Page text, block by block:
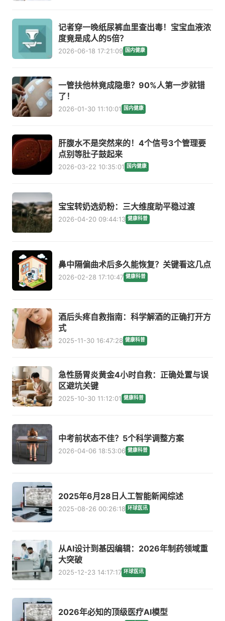
记者穿一晚纸尿裤血里查出毒！宝宝血液浓
度竟是成人的5倍？
2026-06-18 17:21:09 国内健康
一管扶他林竟成隐患？90%人第一步就错
了！
2026-01-30 11:10:01 国内健康
肝腹水不是突然来的！4个信号3个管理要
点别等肚子鼓起来
2026-03-22 10:35:01 国内健康
宝宝转奶选奶粉：三大维度助平稳过渡
2026-04-20 09:44:13 健康科普
鼻中隔偏曲术后多久能恢复？关键看这几点
2026-02-28 17:10:47 健康科普
酒后头疼自救指南：科学解酒的正确打开方
式
2025-11-30 16:47:28 健康科普
急性肠胃炎黄金4小时自救：正确处置与误
区避坑关键
2025-10-30 11:12:01 健康科普
中考前状态不佳？5个科学调整方案
2026-04-06 18:53:06 健康科普
2025年6月28日人工智能新闻综述
2025-08-26 00:26:18 环球医讯
从AI设计到基因编辑：2026年制药领域重
大突破
2025-12-23 14:17:17 环球医讯
2026年必知的顶级医疗AI模型